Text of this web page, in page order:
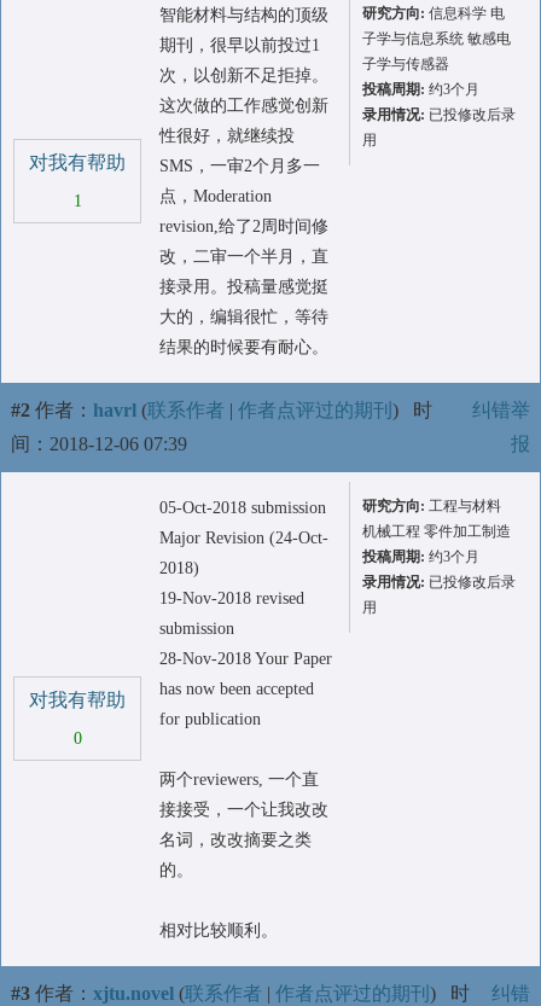
对我有帮助
1
智能材料与结构的顶级
期刊，很早以前投过1
次，以创新不足拒掉。
这次做的工作感觉创新
性很好，就继续投
SMS，一审2个月多一
点，Moderation
revision,给了2周时间修
改，二审一个半月，直
接录用。投稿量感觉挺
大的，编辑很忙，等待
结果的时候要有耐心。
研究方向: 信息科学 电
子学与信息系统 敏感电
子学与传感器
投稿周期: 约3个月
录用情况: 已投修改后录
用
#2 作者： havrl (联系作者 | 作者点评过的期刊 ) 时
间：2018-12-06 07:39
纠错举
报
对我有帮助
0
05-Oct-2018 submission
Major Revision (24-Oct-
2018)
19-Nov-2018 revised
submission
28-Nov-2018 Your Paper
has now been accepted
for publication
两个reviewers, 一个直
接接受，一个让我改改
名词，改改摘要之类
的。
相对比较顺利。
研究方向: 工程与材料
机械工程 零件加工制造
投稿周期: 约3个月
录用情况: 已投修改后录
用
#3 作者： xjtu.novel (联系作者 | 作者点评过的期刊 ) 时
纠错